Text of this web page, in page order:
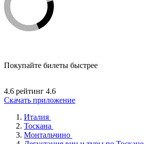
Покупайте билеты быстрее
4.6 рейтинг 4.6
Скачать приложение
Италия
Тоскана
Монтальчино